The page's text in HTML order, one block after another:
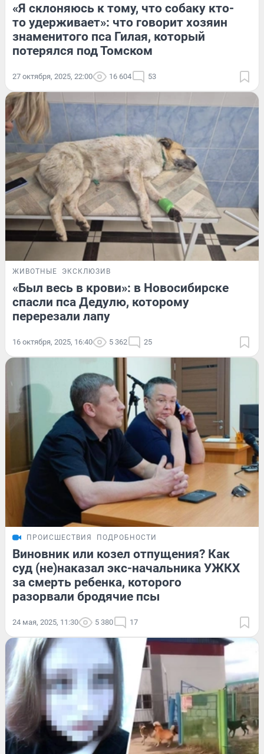
«Я склоняюсь к тому, что собаку кто-
то удерживает»: что говорит хозяин
знаменитого пса Гилая, который
потерялся под Томском
27 октября, 2025, 22:00 16 604 53
ЖИВОТНЫЕ ЭКСКЛЮЗИВ
«Был весь в крови»: в Новосибирске
спасли пса Дедулю, которому
перерезали лапу
16 октября, 2025, 16:40 5 362 25
ПРОИСШЕСТВИЯ ПОДРОБНОСТИ
Виновник или козел отпущения? Как
суд (не)наказал экс-начальника УЖКХ
за смерть ребенка, которого
разорвали бродячие псы
24 мая, 2025, 11:30 5 380 17